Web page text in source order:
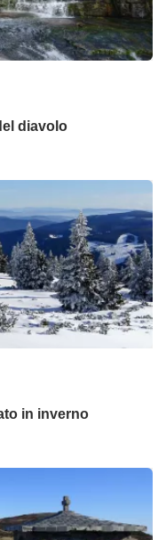
diavolo
in inverno